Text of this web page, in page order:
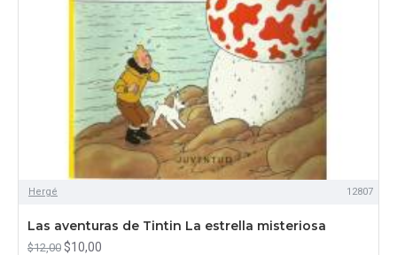
Hergé 12807
Las aventuras de Tintin La estrella misteriosa
$12,00 $10,00